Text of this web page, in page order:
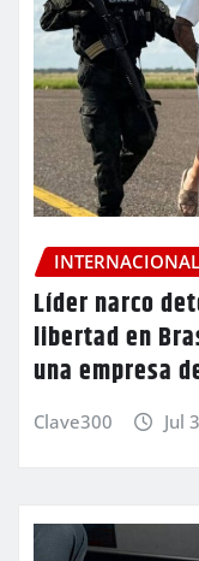
INTERNACIONAL
Líder narco
libertad en
una empresa
Clave300 Jul